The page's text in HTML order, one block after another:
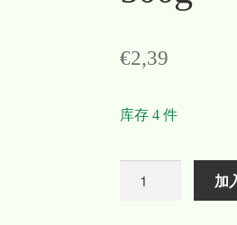
€2,39
库存 4 件
加